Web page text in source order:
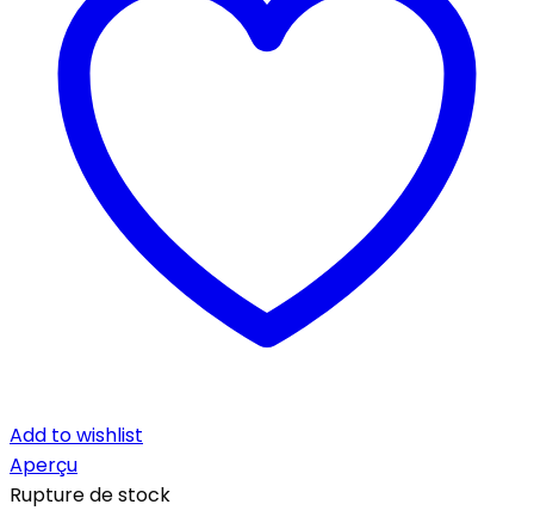
Add to wishlist
Aperçu
Rupture de stock